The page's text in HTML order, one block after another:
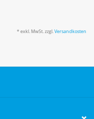
* exkl. MwSt. zzgl.Versandkosten